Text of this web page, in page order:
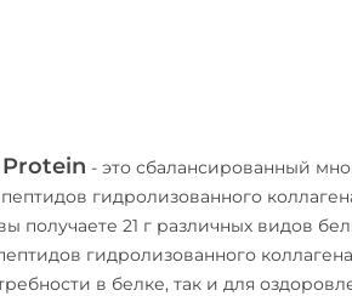
Protein - это сбалансированный
гидролизованного
получаете 21 г различных видов
гидролизованного
в белке, так и для